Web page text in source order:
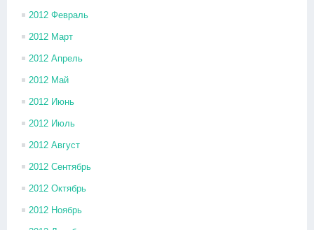
2012 Февраль
2012 Март
2012 Апрель
2012 Май
2012 Июнь
2012 Июль
2012 Август
2012 Сентябрь
2012 Октябрь
2012 Ноябрь